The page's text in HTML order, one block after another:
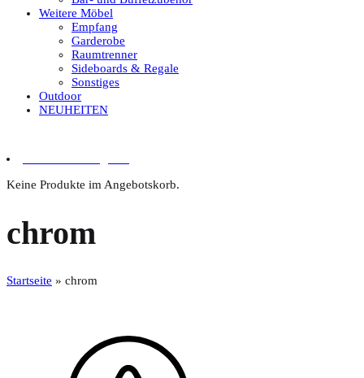
Weitere Möbel
Empfang
Garderobe
Raumtrenner
Sideboards & Regale
Sonstiges
Outdoor
NEUHEITEN
Keine Produkte im Angebotskorb.
chrom
Startseite » chrom